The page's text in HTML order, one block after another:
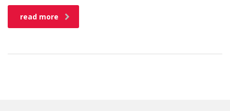
read more